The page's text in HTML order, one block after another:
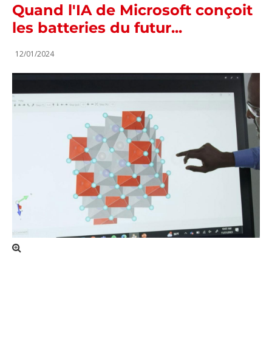
Quand l'IA de Microsoft conçoit
les batteries du futur...
12/01/2024